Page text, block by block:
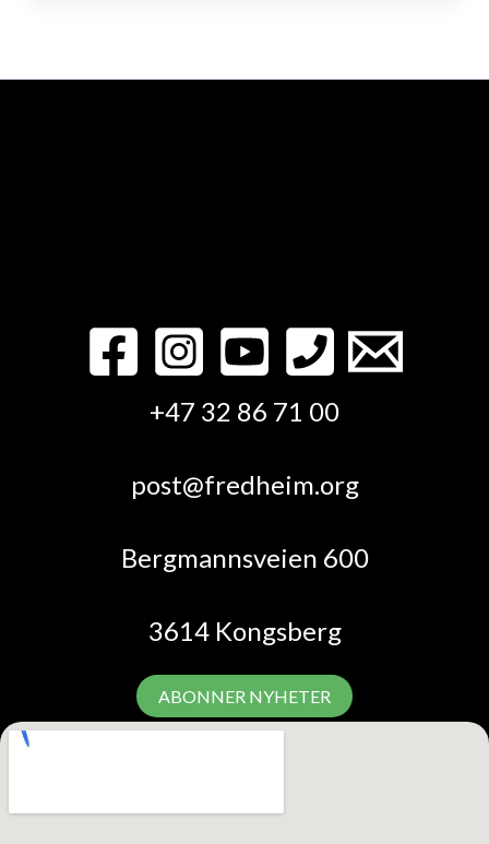
+47 32 86 71 00
post@fredheim.org
Bergmannsveien 600
3614 Kongsberg
ABONNER NYHETER